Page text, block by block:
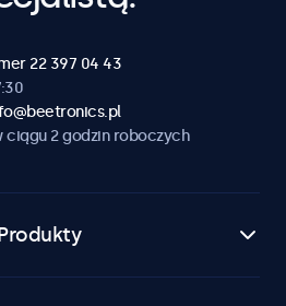
22 397 04 43
2 godzin roboczych